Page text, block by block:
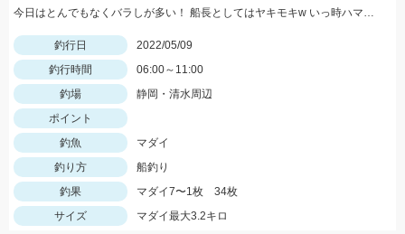
今日はとんでもなくバラしが多い！ 船長としてはヤキモキw いっ時ハマった流しでバタバタタイム バラし20回以上！
釣行日
2022/05/09
釣行時間
06:00～11:00
釣場
静岡・清水周辺
ポイント
釣魚
マダイ
釣り方
船釣り
釣果
マダイ7〜1枚 34枚
サイズ
マダイ最大3.2キロ